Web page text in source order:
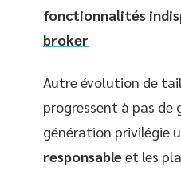
fonctionnalités
broker
Autre évolution de
progressent à pas de
génération privilégie
responsableet les